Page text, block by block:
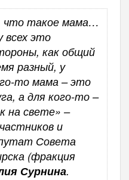
что такое мама…
всех это
как общий
разный, у
то мама – это
а для кого-то –
на свете» –
и
Совета
(фракция
Сурнина.